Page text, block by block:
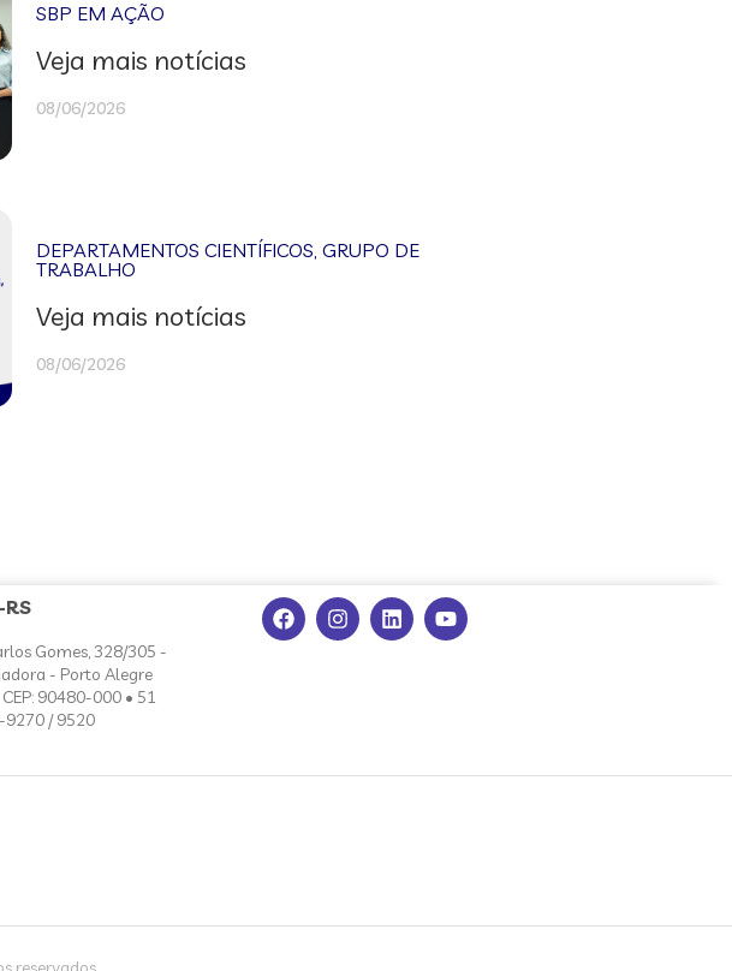
SBP EM AÇÃO
Veja mais notícias
08/06/2026
DEPARTAMENTOS CIENTÍFICOS,GRUPO DE
TRABALHO
Veja mais notícias
08/06/2026
RS
Gomes, 328/305 -
- Porto Alegre
CEP: 90480-000 • 51
9270 / 9520